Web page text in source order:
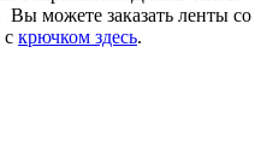
Вы можете заказать ленты со
с крючком здесь.